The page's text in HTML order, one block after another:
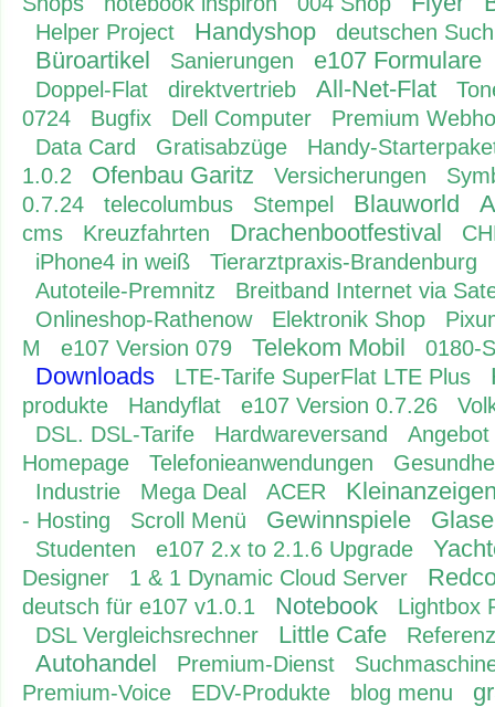
Helper Project Handyshop deutschen
Büroartikel Sanierungen e107 Formulare
Doppel-Flat direktvertrieb All-Net-Flat
0724
Bugfix Dell Computer
Premium
Data Card
Gratisabzüge
Handy-
1.0.2
Ofenbau Garitz Versicherungen
0.7.24
telecolumbus Stempel Blauworld
cms Kreuzfahrten Drachenbootfestival
iPhone4 in weiß
Tierarztpraxis-Brandenburg
Autoteile-Premnitz
Breitband Internet via
Onlineshop-Rathenow
Elektronik Shop
M
e107 Version 079 Telekom Mobil 0180-
Downloads LTE-Tarife SuperFlat LTE Plus
produkte Handyflat e107 Version 0.7.26
DSL. DSL-Tarife
Hardwareversand
Angebot
Homepage
Telefonieanwendungen
Industrie
Mega Deal ACER
- Hosting Scroll Menü Gewinnspiele
Studenten e107 2.x to 2.1.6 Upgrade
Designer 1 & 1 Dynamic Cloud Server
deutsch für e107 v1.0.1 Notebook
Lightbox
DSL Vergleichsrechner
Little Cafe
Autohandel Premium-Dienst
Premium-Voice
EDV-Produkte blog menu